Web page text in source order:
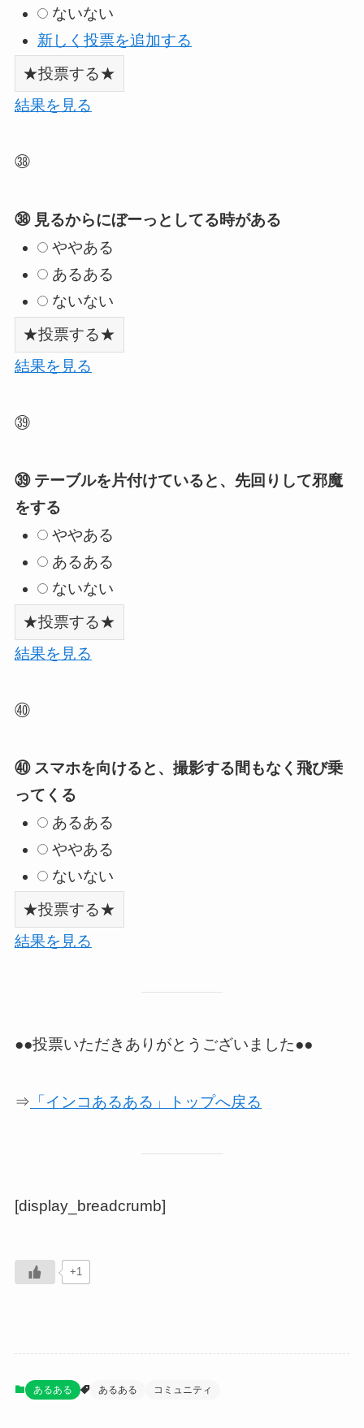
ないない
新しく投票を追加する
結果を見る
㊳
㊳ 見るからにぼーっとしてる時がある
ややある
あるある
ないない
結果を見る
㊴
㊴ テーブルを片付けていると、先回りして邪魔
をする
ややある
あるある
ないない
結果を見る
㊵
㊵ スマホを向けると、撮影する間もなく飛び乗
ってくる
あるある
ややある
ないない
結果を見る
●●投票いただきありがとうございました●●
⇒ 「インコあるある」トップへ戻る
[display_breadcrumb]
+1
あるある あるある コミュニティ